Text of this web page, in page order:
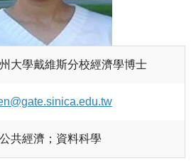
大學戴維斯分校經濟學博士
共經濟；資料科學